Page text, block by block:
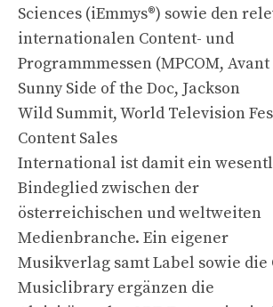
Sciences (iEmmys®) sowie den
internationalen Content- und
Programmmessen (MPCOM,
Sunny Side of the Doc, Jackson
Wild Summit, World Television
Content Sales
International ist damit ein
Bindeglied zwischen der
österreichischen und weltweiten
Medienbranche. Ein eigener
Musikverlag samt Label sowie die
Musiclibrary ergänzen die